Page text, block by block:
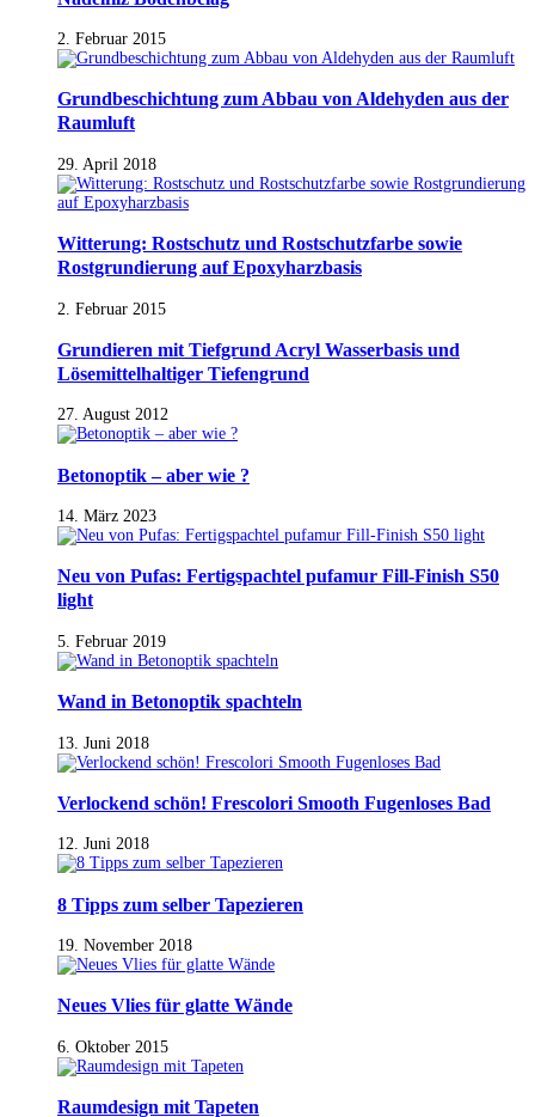
2. Februar 2015
Grundbeschichtung zum Abbau von Aldehyden aus der
Raumluft
29. April 2018
Witterung: Rostschutz und Rostschutzfarbe sowie
Rostgrundierung auf Epoxyharzbasis
2. Februar 2015
Grundieren mit Tiefgrund Acryl Wasserbasis und
Lösemittelhaltiger Tiefengrund
27. August 2012
Betonoptik – aber wie ?
14. März 2023
Neu von Pufas: Fertigspachtel pufamur Fill-Finish S50
light
5. Februar 2019
Wand in Betonoptik spachteln
13. Juni 2018
Verlockend schön! Frescolori Smooth Fugenloses Bad
12. Juni 2018
8 Tipps zum selber Tapezieren
19. November 2018
Neues Vlies für glatte Wände
6. Oktober 2015
Raumdesign mit Tapeten